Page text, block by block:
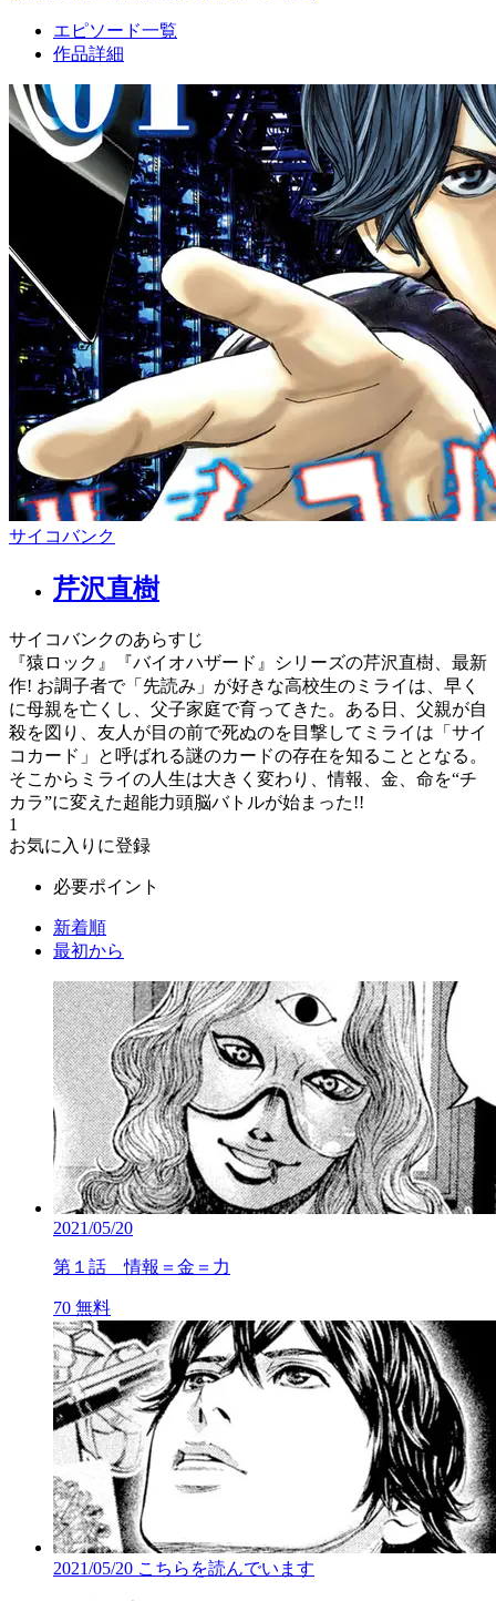
エピソード一覧
作品詳細
サイコバンク
芹沢直樹
サイコバンクのあらすじ
『猿ロック』『バイオハザード』シリーズの芹沢直樹、最新
作! お調子者で「先読み」が好きな高校生のミライは、早く
に母親を亡くし、父子家庭で育ってきた。ある日、父親が自
殺を図り、友人が目の前で死ぬのを目撃してミライは「サイ
コカード」と呼ばれる謎のカードの存在を知ることとなる。
そこからミライの人生は大きく変わり、情報、金、命を“チ
カラ”に変えた超能力頭脳バトルが始まった!!
1
お気に入りに登録
必要ポイント
新着順
最初から
2021/05/20
第１話 情報＝金＝力
70 無料
2021/05/20 こちらを読んでいます